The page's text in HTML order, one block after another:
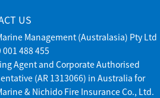
US
Management (Australasia) Pty Ltd
001 488 455
Agent and Corporate Authorised
(AR 1313066) in Australia for
& Nichido Fire Insurance Co., Ltd.